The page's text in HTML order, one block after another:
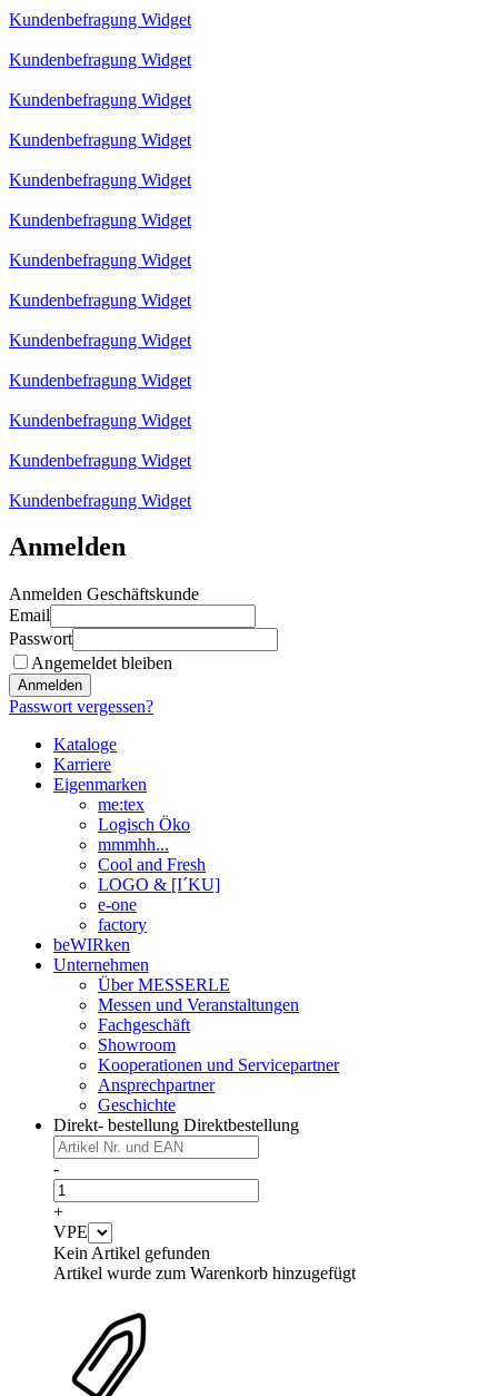
Kundenbefragung Widget
Kundenbefragung Widget
Kundenbefragung Widget
Kundenbefragung Widget
Kundenbefragung Widget
Kundenbefragung Widget
Kundenbefragung Widget
Kundenbefragung Widget
Kundenbefragung Widget
Kundenbefragung Widget
Kundenbefragung Widget
Kundenbefragung Widget
Kundenbefragung Widget
Anmelden
Anmelden Geschäftskunde
Email
Passwort
Angemeldet bleiben
Anmelden
Passwort vergessen?
Kataloge
Karriere
Eigenmarken
me:tex
Logisch Öko
mmmhh...
Cool and Fresh
LOGO & [I´KU]
e-one
factory
beWIRken
Unternehmen
Über MESSERLE
Messen und Veranstaltungen
Fachgeschäft
Showroom
Kooperationen und Servicepartner
Ansprechpartner
Geschichte
Direkt- bestellung Direktbestellung
-
+
VPE
Kein Artikel gefunden
Artikel wurde zum Warenkorb hinzugefügt